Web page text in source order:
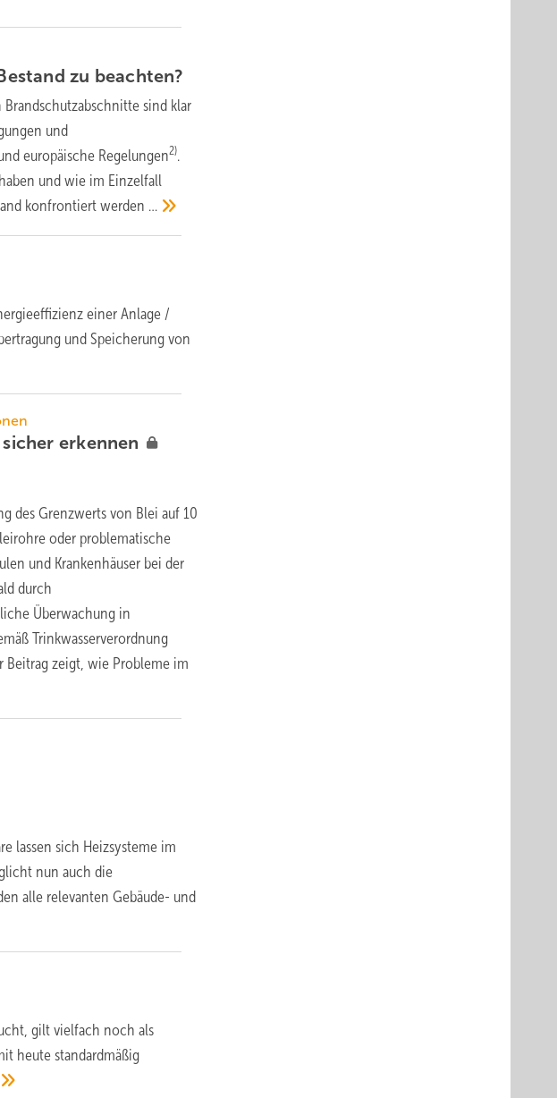
zu beachten?
sind klar
und
europäische Regelungen2).
und wie im Einzelfall
konfrontiertwerden …
einer Anlage /
und Speicherung von
erkennen
des Grenzwerts von Blei auf 10
oder problematische
und Krankenhäuser bei der
durch
Überwachung in
Trinkwasserverordnung
Beitrag zeigt, wie Probleme im
lassen sich Heizsysteme im
nun auch die
alle relevanten Gebäude- und
gilt vielfach noch als
heute standardmäßig